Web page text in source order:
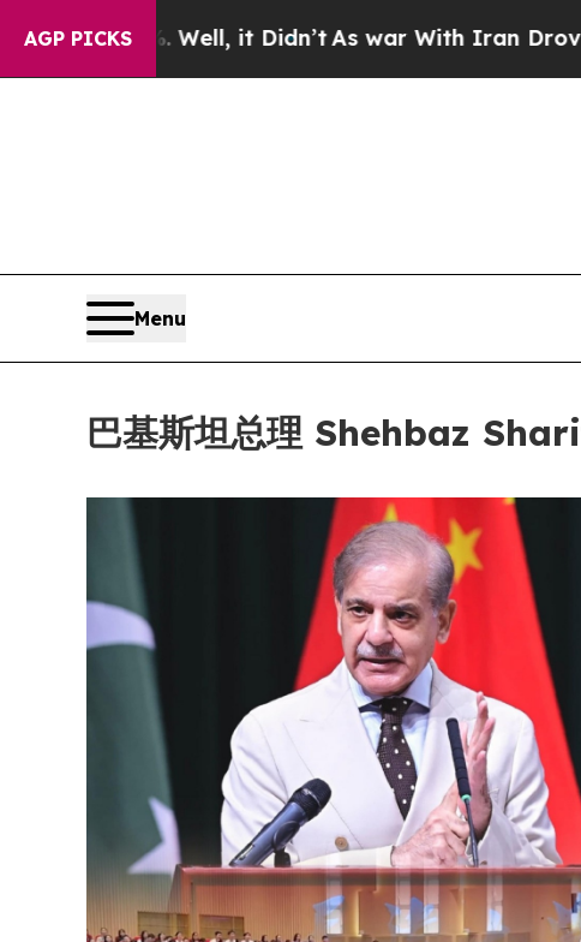
AGP PICKS
Well, it Didn’tAs war With Iran Drove oil
Menu
巴基斯坦总理 Shehbaz